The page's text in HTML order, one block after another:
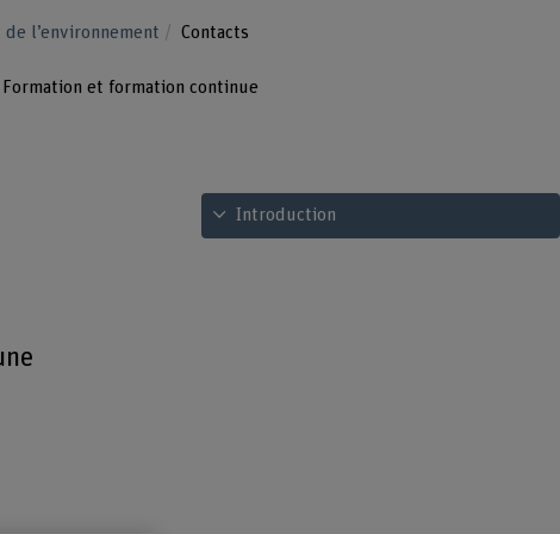
l’environnement Contacts
Formation et formation continue
Voir le sommaire
Introduction